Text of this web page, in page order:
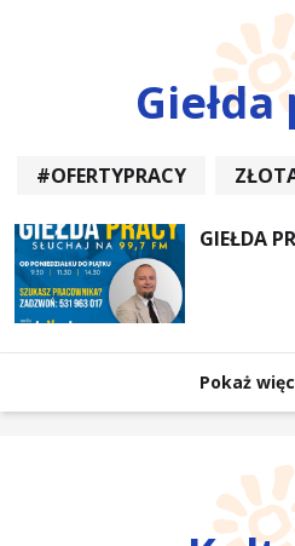
#OFERTYPRACY
GIEŁDA
Pokaż